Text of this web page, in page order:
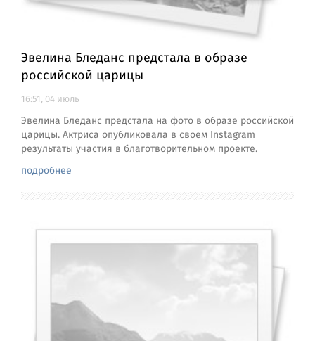
Эвелина Бледанс предстала в образе
российской царицы
16:51, 04 июль
Эвелина Бледанс предстала на фото в образе российской
царицы. Актриса опубликовала в своем Instagram
результаты участия в благотворительном проекте.
подробнее